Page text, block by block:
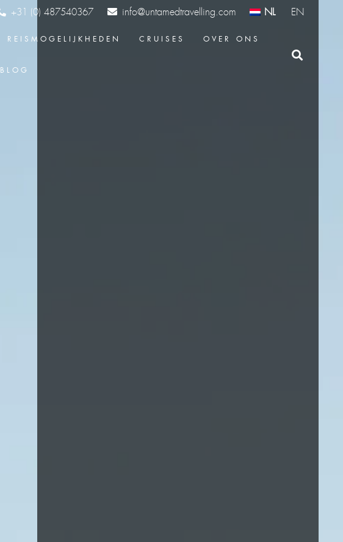
+31 (0) 487540367 info@untamedtravelling.com NL EN
REISMOGELIJKHEDEN CRUISES OVER ONS
BLOG